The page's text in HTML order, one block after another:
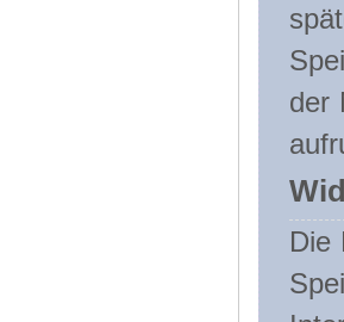
der
Die